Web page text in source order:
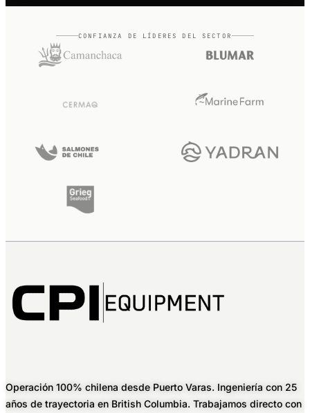
CONFIANZA DE LÍDERES DEL SECTOR
Operación 100% chilena desde Puerto Varas. Ingeniería con 25
años de trayectoria en British Columbia. Trabajamos directo con